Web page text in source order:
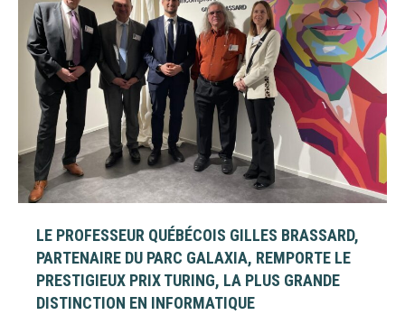
LE PROFESSEUR QUÉBÉCOIS GILLES BRASSARD,
PARTENAIRE DU PARC GALAXIA, REMPORTE LE
PRESTIGIEUX PRIX TURING, LA PLUS GRANDE
DISTINCTION EN INFORMATIQUE